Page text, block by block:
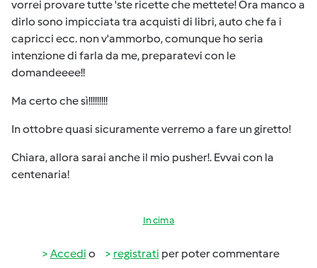
vorrei provare tutte 'ste ricette che mettete! Ora manco a
dirlo sono impicciata tra acquisti di libri, auto che fa i
capricci ecc. non v'ammorbo, comunque ho seria
intenzione di farla da me, preparatevi con le
domandeeee!!
Ma certo che sì!!!!!!!!!
In ottobre quasi sicuramente verremo a fare un giretto!
Chiara, allora sarai anche il mio pusher!. Evvai con la
centenaria!
In cima
Accedi o registrati per poter commentare